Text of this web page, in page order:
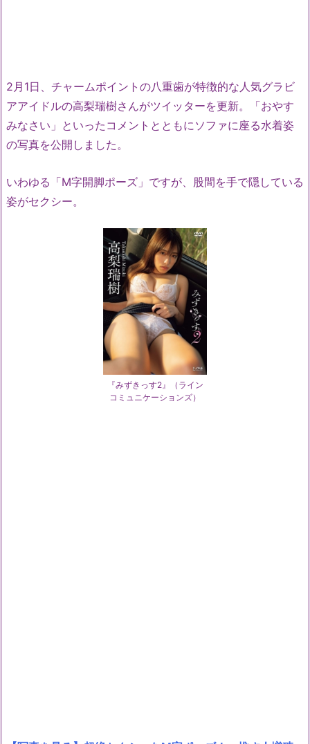
2月1日、チャームポイントの八重歯が特徴的な人気グラビ
アアイドルの高梨瑞樹さんがツイッターを更新。「おやす
みなさい」といったコメントとともにソファに座る水着姿
の写真を公開しました。
いわゆる「M字開脚ポーズ」ですが、股間を手で隠している
姿がセクシー。
『みずきっす2』（ライン
コミュニケーションズ）